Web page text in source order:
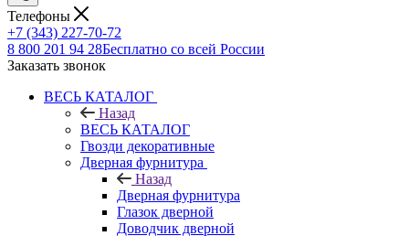
Телефоны
+7 (343) 227-70-72
8 800 201 94 28Бесплатно со всей России
Заказать звонок
ВЕСЬ КАТАЛОГ
Назад
ВЕСЬ КАТАЛОГ
Гвозди декоративные
Дверная фурнитура
Назад
Дверная фурнитура
Глазок дверной
Доводчик дверной